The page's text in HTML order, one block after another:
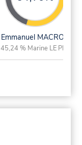
Emmanuel MACRON
45,24 % Marine LE PEN